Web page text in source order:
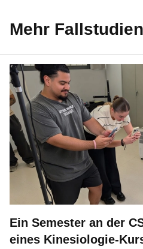
Mehr Fallstudien
Ein Semester an der
eines Kinesiologie-